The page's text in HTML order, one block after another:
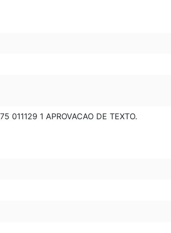
1 APROVACAO DE TEXTO.